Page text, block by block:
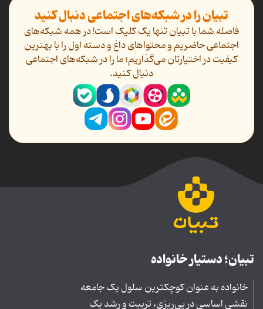
تبیان را در شبکه‌های اجتماعی دنبال کنید
فاصله شما با تبیان تنها یک کلیک است! در همه شبکه‌های
اجتماعی حاضریم و محتواهای داغ و دسته اول را با بهترین
کیفیت در اختیارتان می‌گذاریم؛ ما را در شبکه‌های اجتماعی
دنیال کنید.
تبیان؛ دستیار خانواده
خانواده به عنوان کوچکترین سلول یک جامعه
نقشی اساسی در پی‌ریزی، تربیت و رشد یک